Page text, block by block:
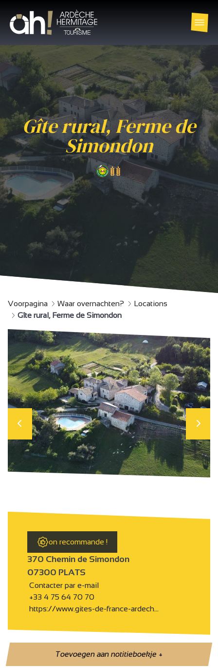
Gîte rural, Ferme de
Simondon
Voorpagina Waar overnachten?
Locations
Gîte rural, Ferme de Simondon
on recommande !
370 Chemin de Simondon
07300 PLATS
Contacter par e-mail
+33 4 75 64 70 70
https://www.gites-de-france-ardech…
Toevoegen aan notitieboekje+